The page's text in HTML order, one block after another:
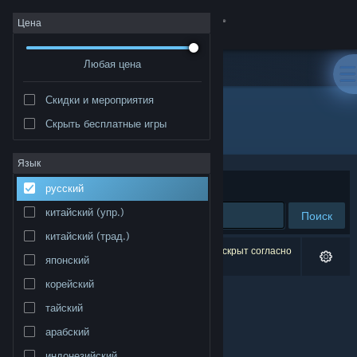
Войти
Сообщество
Информация
Поддержка
Изменить язык
Полная версия
Цена
Любая цена
Скидки и мероприятия
Скрыть бесплатные игры
Язык
русский
китайский (упр.)
китайский (трад.)
японский
корейский
тайский
арабский
Разработчик: Joseph Caero
Сортировать по
Поиск
Результатов по вашему запросу: 0. 1 продукт скрыт согласно
вашим настройкам.